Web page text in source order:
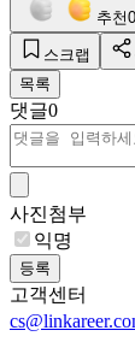
추천0
스크랩
목록
댓글0
사진첨부
익명
등록
고객센터